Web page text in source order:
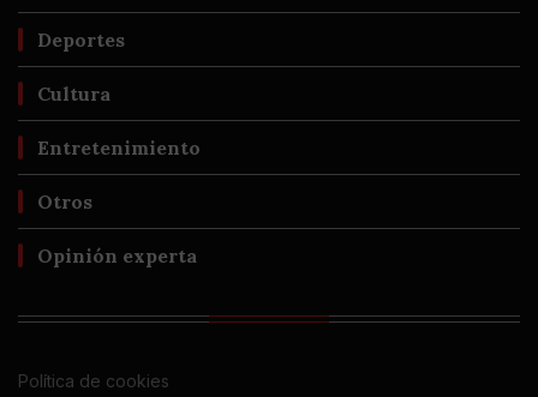
Deportes
Cultura
Entretenimiento
Otros
Opinión experta
Política de cookies